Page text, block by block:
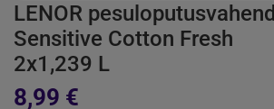
LENOR pesuloputusvahend
Sensitive Cotton Fresh
2x1,239 L
8,99 €